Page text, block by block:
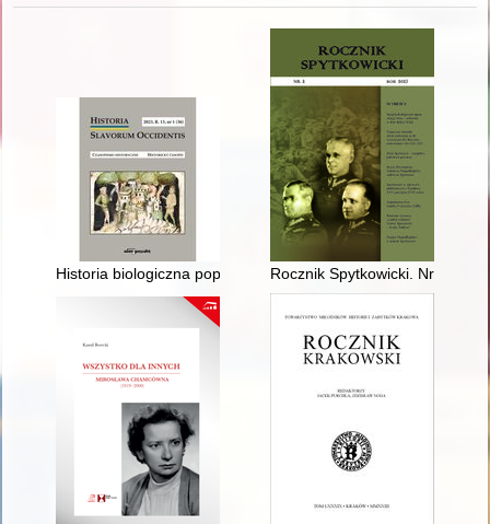
Historia biologiczna populacji "Homo sapiens"
Rocznik Spytkowicki. Nr 2